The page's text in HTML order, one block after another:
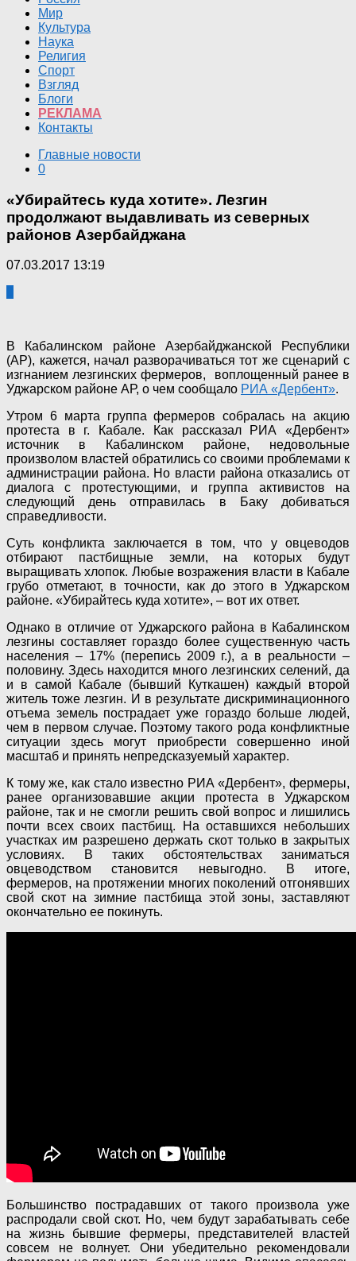
Мир
Культура
Наука
Религия
Спорт
Взгляд
Блоги
РЕКЛАМА
Контакты
Главные новости
0
«Убирайтесь куда хотите». Лезгин
продолжают выдавливать из северных
районов Азербайджана
07.03.2017 13:19
В Кабалинском районе Азербайджанской Республики
(АР), кажется, начал разворачиваться тот же сценарий с
изгнанием лезгинских фермеров, воплощенный ранее в
Уджарском районе АР, о чем сообщало РИА «Дербент».
Утром 6 марта группа фермеров собралась на акцию
протеста в г. Кабале. Как рассказал РИА «Дербент»
источник в Кабалинском районе, недовольные
произволом властей обратились со своими проблемами к
администрации района. Но власти района отказались от
диалога с протестующими, и группа активистов на
следующий день отправилась в Баку добиваться
справедливости.
Суть конфликта заключается в том, что у овцеводов
отбирают пастбищные земли, на которых будут
выращивать хлопок. Любые возражения власти в Кабале
грубо отметают, в точности, как до этого в Уджарском
районе. «Убирайтесь куда хотите», – вот их ответ.
Однако в отличие от Уджарского района в Кабалинском
лезгины составляет гораздо более существенную часть
населения – 17% (перепись 2009 г.), а в реальности –
половину. Здесь находится много лезгинских селений, да
и в самой Кабале (бывший Куткашен) каждый второй
житель тоже лезгин. И в результате дискриминационного
отъема земель пострадает уже гораздо больше людей,
чем в первом случае. Поэтому такого рода конфликтные
ситуации здесь могут приобрести совершенно иной
масштаб и принять непредсказуемый характер.
К тому же, как стало известно РИА «Дербент», фермеры,
ранее организовавшие акции протеста в Уджарском
районе, так и не смогли решить свой вопрос и лишились
почти всех своих пастбищ. На оставшихся небольших
участках им разрешено держать скот только в закрытых
условиях. В таких обстоятельствах заниматься
овцеводством становится невыгодно. В итоге,
фермеров, на протяжении многих поколений отгонявших
свой скот на зимние пастбища этой зоны, заставляют
окончательно ее покинуть.
Большинство пострадавших от такого произвола уже
распродали свой скот. Но, чем будут зарабатывать себе
на жизнь бывшие фермеры, представителей властей
совсем не волнует. Они убедительно рекомендовали